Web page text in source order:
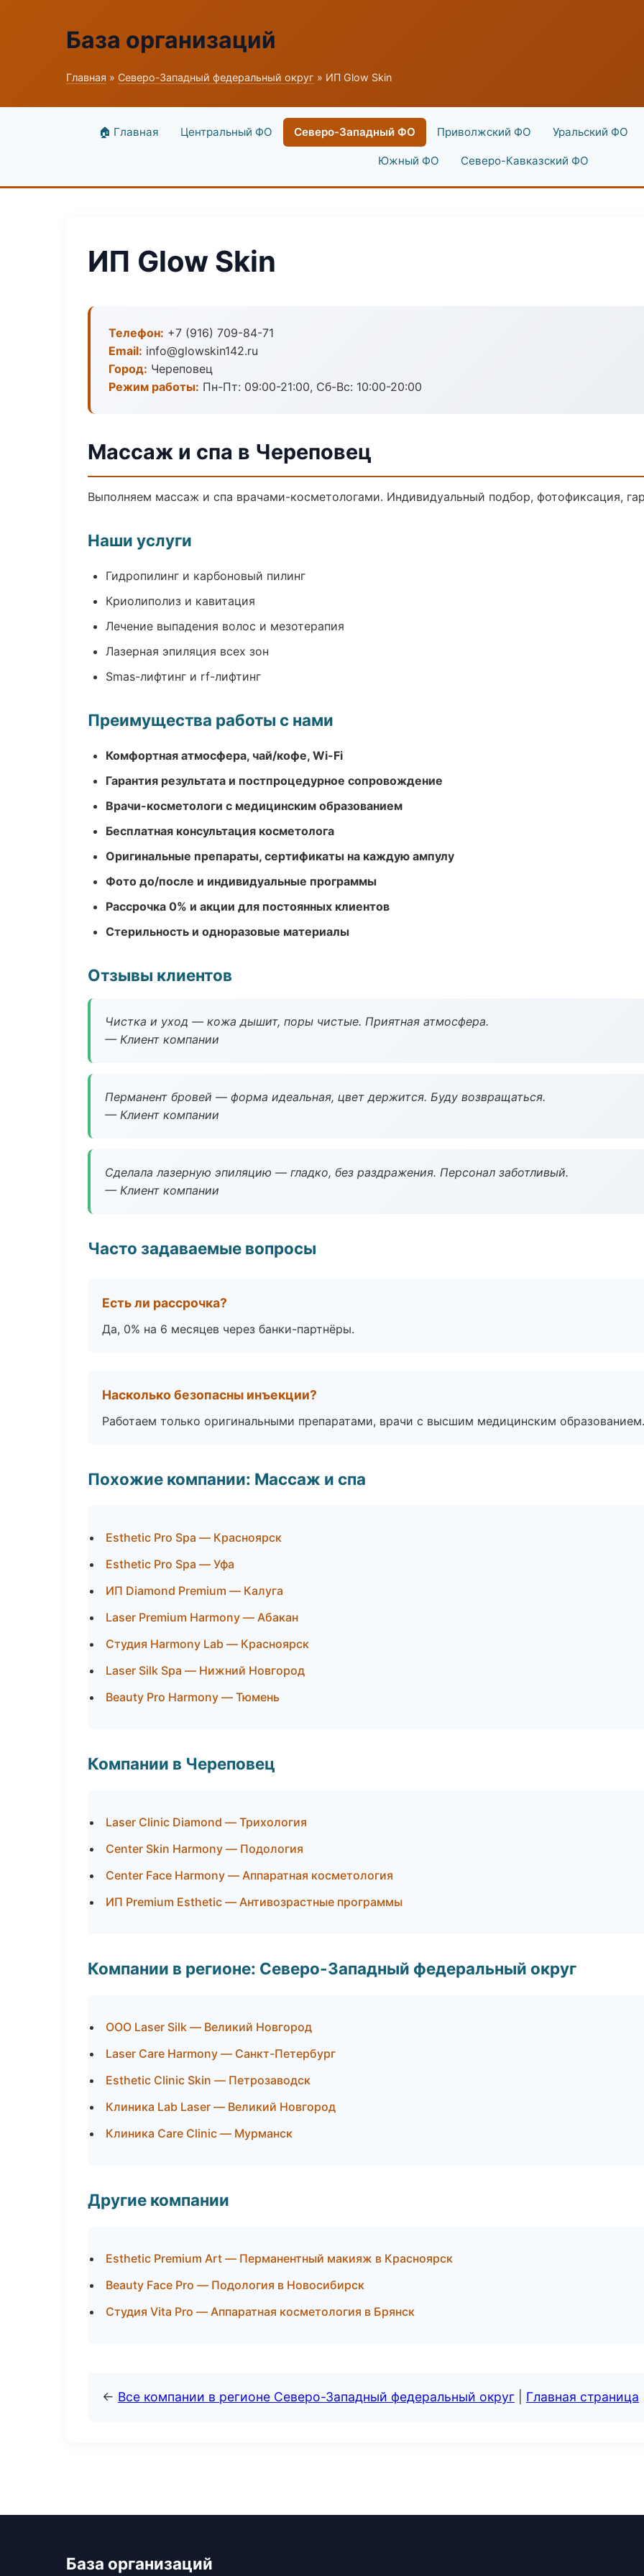
База организаций
Главная » Северо-Западный федеральный округ » ИП Glow Skin
🏠 Главная Центральный ФО Северо-Западный ФО Приволжский ФО Уральский ФО
Южный ФО Северо-Кавказский ФО
ИП Glow Skin
Телефон: +7 (916) 709-84-71
Email: info@glowskin142.ru
Город: Череповец
Режим работы: Пн-Пт: 09:00-21:00, Сб-Вс: 10:00-20:00
Массаж и спа в Череповец
Выполняем массаж и спа врачами-косметологами. Индивидуальный подбор, фотофиксация,
Наши услуги
Гидропилинг и карбоновый пилинг
Криолиполиз и кавитация
Лечение выпадения волос и мезотерапия
Лазерная эпиляция всех зон
Smas-лифтинг и rf-лифтинг
Преимущества работы с нами
Комфортная атмосфера, чай/кофе, Wi-Fi
Гарантия результата и постпроцедурное сопровождение
Врачи-косметологи с медицинским образованием
Бесплатная консультация косметолога
Оригинальные препараты, сертификаты на каждую ампулу
Фото до/после и индивидуальные программы
Рассрочка 0% и акции для постоянных клиентов
Стерильность и одноразовые материалы
Отзывы клиентов
Чистка и уход — кожа дышит, поры чистые. Приятная атмосфера.
— Клиент компании
Перманент бровей — форма идеальная, цвет держится. Буду возвращаться.
— Клиент компании
Сделала лазерную эпиляцию — гладко, без раздражения. Персонал заботливый.
— Клиент компании
Часто задаваемые вопросы
Есть ли рассрочка?
Да, 0% на 6 месяцев через банки-партнёры.
Насколько безопасны инъекции?
Работаем только оригинальными препаратами, врачи с высшим медицинским образованием.
Похожие компании: Массаж и спа
Esthetic Pro Spa — Красноярск
Esthetic Pro Spa — Уфа
ИП Diamond Premium — Калуга
Laser Premium Harmony — Абакан
Студия Harmony Lab — Красноярск
Laser Silk Spa — Нижний Новгород
Beauty Pro Harmony — Тюмень
Компании в Череповец
Laser Clinic Diamond — Трихология
Center Skin Harmony — Подология
Center Face Harmony — Аппаратная косметология
ИП Premium Esthetic — Антивозрастные программы
Компании в регионе: Северо-Западный федеральный округ
ООО Laser Silk — Великий Новгород
Laser Care Harmony — Санкт-Петербург
Esthetic Clinic Skin — Петрозаводск
Клиника Lab Laser — Великий Новгород
Клиника Care Clinic — Мурманск
Другие компании
Esthetic Premium Art — Перманентный макияж в Красноярск
Beauty Face Pro — Подология в Новосибирск
Студия Vita Pro — Аппаратная косметология в Брянск
← Все компании в регионе Северо-Западный федеральный округ Главная страница
База организаций